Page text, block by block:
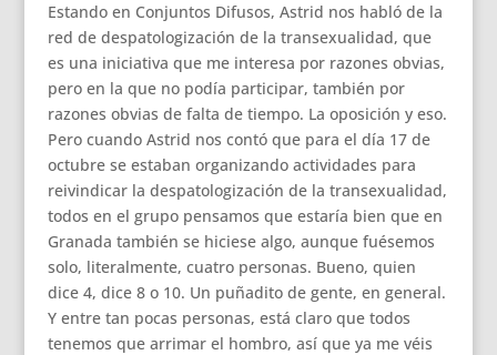
Estando en Conjuntos Difusos, Astrid nos habló de la
red de despatologización de la transexualidad, que
es una iniciativa que me interesa por razones obvias,
pero en la que no podía participar, también por
razones obvias de falta de tiempo. La oposición y eso.
Pero cuando Astrid nos contó que para el día 17 de
octubre se estaban organizando actividades para
reivindicar la despatologización de la transexualidad,
todos en el grupo pensamos que estaría bien que en
Granada también se hiciese algo, aunque fuésemos
solo, literalmente, cuatro personas. Bueno, quien
dice 4, dice 8 o 10. Un puñadito de gente, en general.
Y entre tan pocas personas, está claro que todos
tenemos que arrimar el hombro, así que ya me véis